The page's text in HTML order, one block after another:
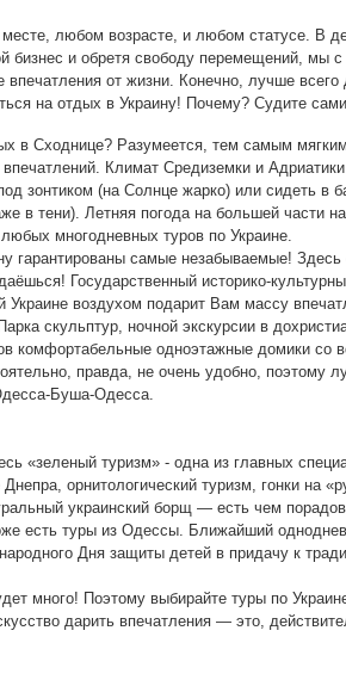
любом возрасте, и любом статусе. В
бизнес и обретя свободу перемещений, мы
от жизни. Конечно, лучше всего
на отдых в Украину! Почему? Судите
в Cходнице? Разумеется, тем самым
Климат Средиземки и
зонтиком (на Солнце жарко) или сидеть в
в тени). Летняя погода на большей части
многодневных туров по Украине.
самые незабываемые! Здесь
Государственный историко-
воздухом подарит Вам массу
скульптур, ночной экскурсии в
комфортабельные одноэтажные домики со
правда, не очень удобно, поэтому
Буша-Одесса.
«зеленый туризм» - одна из главных
орнитологический туризм, гонки на
украинский борщ — есть чем
есть туры из Одессы. Ближайший
Дня защиты детей в придачу к
много! Поэтому выбирайте туры по
дарить впечатления — это,